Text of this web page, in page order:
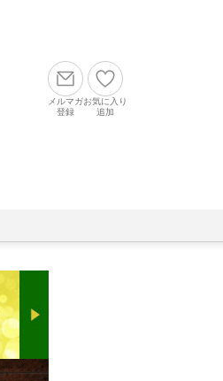
メルマガ
登録
お気に入り
追加